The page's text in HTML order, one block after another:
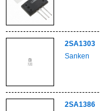
2SA1303
Sanken
2SA1386